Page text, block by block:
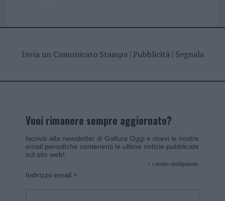
Invia un Comunicato Stampa| Pubblicità| Segnala
Vuoi rimanere sempre aggiornato?
Iscriviti alla newsletter di Gallura Oggi e ricevi le nostre
email periodiche contenenti le ultime notizie pubblicate
sul sito web!
* campo obbligatorio
Indirizzo email *